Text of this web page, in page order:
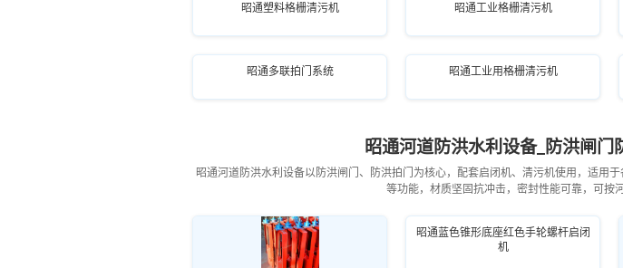
昭通塑料格栅清污机 昭通工业格栅清污机
昭通多联拍门系统 昭通工业用格栅清污机
昭通河道防洪水利设备_防洪闸
昭通河道防洪水利设备以防洪闸门、防洪拍门为核心，配套启闭机、清污机使用，适用
等功能，材质坚固抗冲击，密封性能可靠，可按
昭通蓝色锥形底座红色手轮螺杆启闭
机